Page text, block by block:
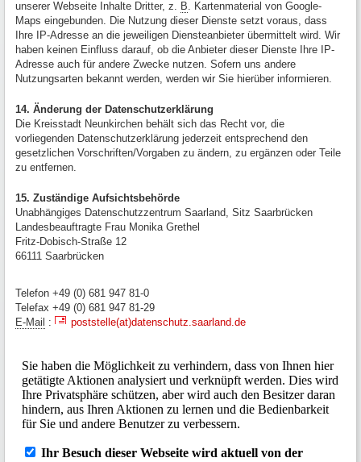
unserer Webseite Inhalte Dritter, z. B . Kartenmaterial von Google-
Maps eingebunden. Die Nutzung dieser Dienste setzt voraus, dass
Ihre IP-Adresse an die jeweiligen Diensteanbieter übermittelt wird. Wir
haben keinen Einfluss darauf, ob die Anbieter dieser Dienste Ihre IP-
Adresse auch für andere Zwecke nutzen. Sofern uns andere
Nutzungsarten bekannt werden, werden wir Sie hierüber informieren.
14. Änderung der Datenschutzerklärung
Die Kreisstadt Neunkirchen behält sich das Recht vor, die
vorliegenden Datenschutzerklärung jederzeit entsprechend den
gesetzlichen Vorschriften/Vorgaben zu ändern, zu ergänzen oder Teile
zu entfernen.
15. Zuständige Aufsichtsbehörde
Unabhängiges Datenschutzzentrum Saarland, Sitz Saarbrücken
Landesbeauftragte Frau Monika Grethel
Fritz-Dobisch-Straße 12
66111 Saarbrücken
Telefon +49 (0) 681 947 81-0
Telefax +49 (0) 681 947 81-29
E-Mail : poststelle(at)datenschutz.saarland.de